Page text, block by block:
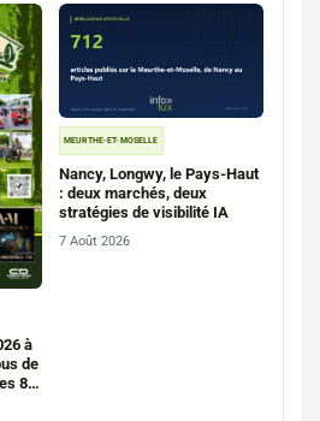
à
de
8
MEURTHE-ET-MOSELLE
Nancy, Longwy, le Pays-Haut
: deux marchés, deux
stratégies de visibilité IA
7 Août 2026